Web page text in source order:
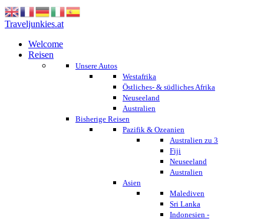
Traveljunkies.at
Welcome
Reisen
Unsere Autos
Westafrika
Östliches- & südliches Afrika
Neuseeland
Australien
Bisherige Reisen
Pazifik & Ozeanien
Australien zu 3
Fiji
Neuseeland
Australien
Asien
Malediven
Sri Lanka
Indonesien -